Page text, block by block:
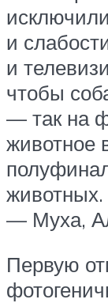
и
и
чтобы
— так на
животное
— Муха,
Первую